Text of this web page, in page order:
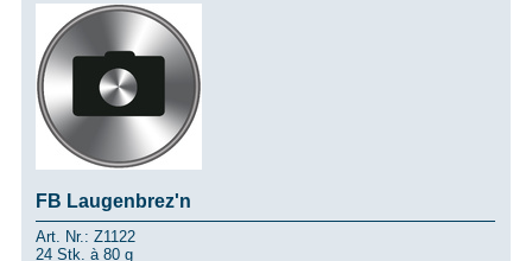
FB Laugenbrez'n
Art. Nr.: Z1122
24 Stk. à 80 g